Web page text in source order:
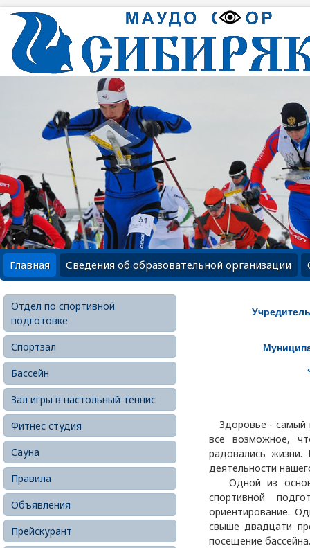
Главная Сведения об образовательной организации
Отдел по спортивной
подготовке
Спортзал
Бассейн
Зал игры в настольный теннис
Фитнес студия
Сауна
Правила
Объявления
Прейскурант
Здоровье - самый
все возможное,
радовались
деятельности
Одной из
спортивной
ориентирование.
свыше двадцати
посещение